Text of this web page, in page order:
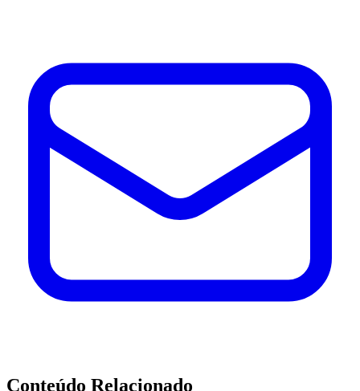
Conteúdo Relacionado